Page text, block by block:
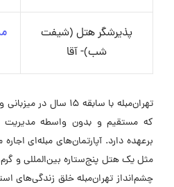
پذیرشگر هتل (شیفت
شب)- آقا
تهران‌مبله با سابقه ۱۵
که مستقیم و بدون واسطه مدیریت
برعهده دارد. آپارتمان‌های مبله‌ای
مثل یک هتل پنج‌ستاره بین‌المللی و
چشم‌انداز تهران‌مبله خلق زندگی‌های